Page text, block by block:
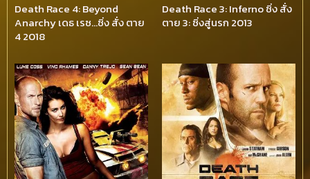
Death Race 4: Beyond
Anarchy เดธ เรซ…ซิ่ง สั่ง ตาย
4 2018
Death Race 3: Inferno ซิ่ง สั่ง
ตาย 3: ซิ่งสู่นรก 2013